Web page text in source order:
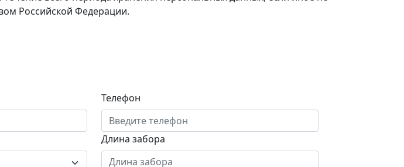
Российской Федерации.
Телефон
Длина забора